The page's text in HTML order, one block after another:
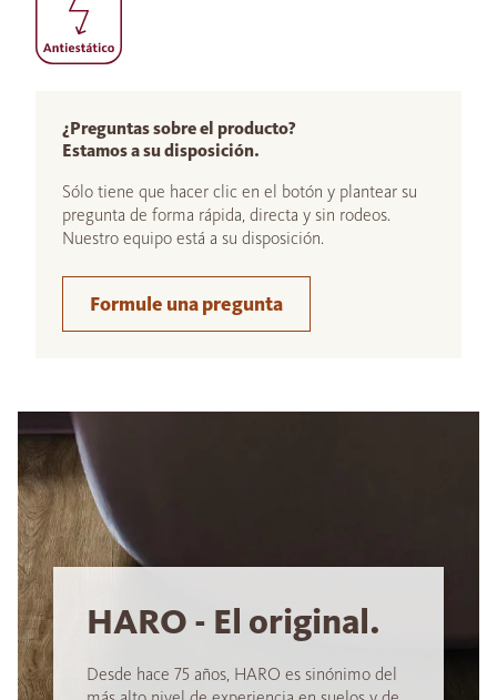
¿Preguntas sobre el producto?
Estamos a su disposición.
Sólo tiene que hacer clic en el botón y plantear su
pregunta de forma rápida, directa y sin rodeos.
Nuestro equipo está a su disposición.
Formule una pregunta
HARO - El original.
Desde hace 75 años, HARO es sinónimo del